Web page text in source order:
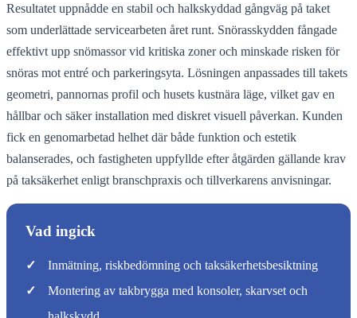
Resultatet uppnådde en stabil och halkskyddad gångväg på taket
som underlättade servicearbeten året runt. Snörasskydden fångade
effektivt upp snömassor vid kritiska zoner och minskade risken för
snöras mot entré och parkeringsyta. Lösningen anpassades till takets
geometri, pannornas profil och husets kustnära läge, vilket gav en
hållbar och säker installation med diskret visuell påverkan. Kunden
fick en genomarbetad helhet där både funktion och estetik
balanserades, och fastigheten uppfyllde efter åtgärden gällande krav
på taksäkerhet enligt branschpraxis och tillverkarens anvisningar.
Vad ingick
✓
Inmätning, riskbedömning och taksäkerhetsbesiktning
✓
Montering av takbrygga med konsoler, skarvset och